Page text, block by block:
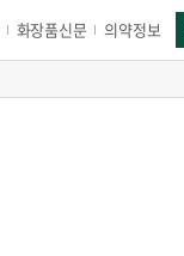
화장품신문 의약정보